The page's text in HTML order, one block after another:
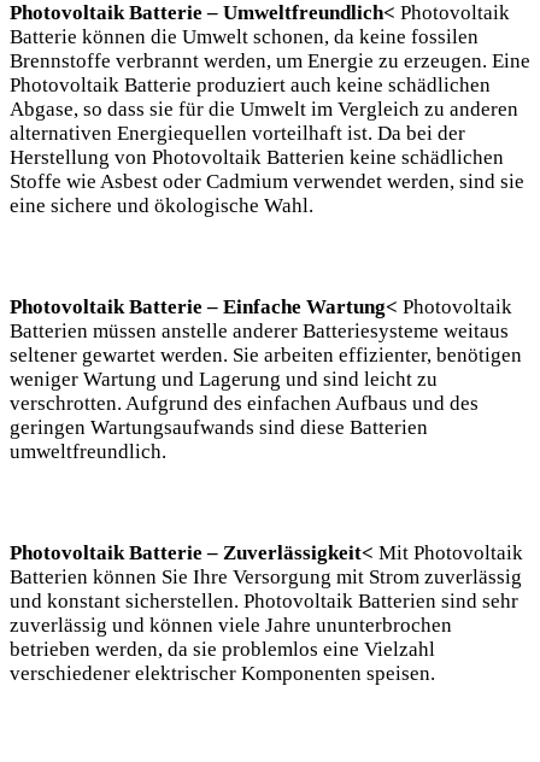
Photovoltaik Batterie – Umweltfreundlich< Photovoltaik
Batterie können die Umwelt schonen, da keine fossilen
Brennstoffe verbrannt werden, um Energie zu erzeugen. Eine
Photovoltaik Batterie produziert auch keine schädlichen
Abgase, so dass sie für die Umwelt im Vergleich zu anderen
alternativen Energiequellen vorteilhaft ist. Da bei der
Herstellung von Photovoltaik Batterien keine schädlichen
Stoffe wie Asbest oder Cadmium verwendet werden, sind sie
eine sichere und ökologische Wahl.
Photovoltaik Batterie – Einfache Wartung< Photovoltaik
Batterien müssen anstelle anderer Batteriesysteme weitaus
seltener gewartet werden. Sie arbeiten effizienter, benötigen
weniger Wartung und Lagerung und sind leicht zu
verschrotten. Aufgrund des einfachen Aufbaus und des
geringen Wartungsaufwands sind diese Batterien
umweltfreundlich.
Photovoltaik Batterie – Zuverlässigkeit< Mit Photovoltaik
Batterien können Sie Ihre Versorgung mit Strom zuverlässig
und konstant sicherstellen. Photovoltaik Batterien sind sehr
zuverlässig und können viele Jahre ununterbrochen
betrieben werden, da sie problemlos eine Vielzahl
verschiedener elektrischer Komponenten speisen.